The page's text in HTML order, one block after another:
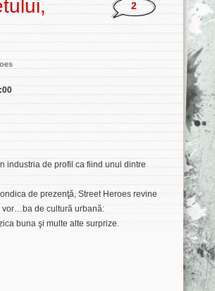
2
industria de profil ca fiind unul dintre
de prezenţă, Street Heroes revine
vor…ba de cultură urbană:
buna şi multe alte surprize.